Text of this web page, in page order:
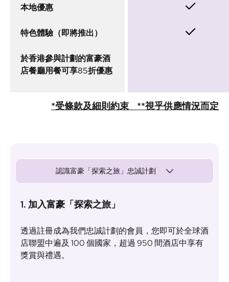
本地優惠
特色體驗（即將推出）
於香港參與計劃的富豪酒
店餐廳用餐可享85折優惠
*受條款及細則約束 **視乎供應情況而定
認識富豪「探索之旅」忠誠計劃
1. 加入富豪「探索之旅」
透過註冊成為我們忠誠計劃的會員，您即可於全球酒
店聯盟中遍及 100 個國家，超過 950 間酒店中享有
獎賞與禮遇。